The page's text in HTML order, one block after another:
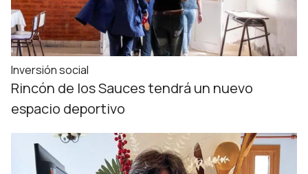
Inversión social
Rincón de los Sauces tendrá un nuevo
espacio deportivo